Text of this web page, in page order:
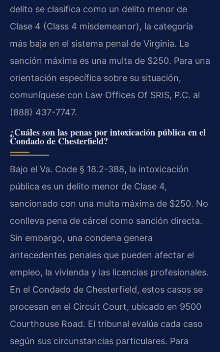
delito se clasifica como un delito menor de
Clase 4 (Class 4 misdemeanor), la categoría
más baja en el sistema penal de Virginia. La
sanción máxima es una multa de $250. Para una
orientación específica sobre su situación,
comuníquese con Law Offices Of SRIS, P.C. al
(888) 437-7747.
¿Cuáles son las penas por intoxicación pública en el
Condado de Chesterfield?
Bajo el Va. Code § 18.2-388, la intoxicación
pública es un delito menor de Clase 4,
sancionado con una multa máxima de $250. No
conlleva pena de cárcel como sanción directa.
Sin embargo, una condena genera
antecedentes penales que pueden afectar el
empleo, la vivienda y las licencias profesionales.
En el Condado de Chesterfield, estos casos se
procesan en el Circuit Court, ubicado en 9500
Courthouse Road. El tribunal evalúa cada caso
según sus circunstancias particulares. Para